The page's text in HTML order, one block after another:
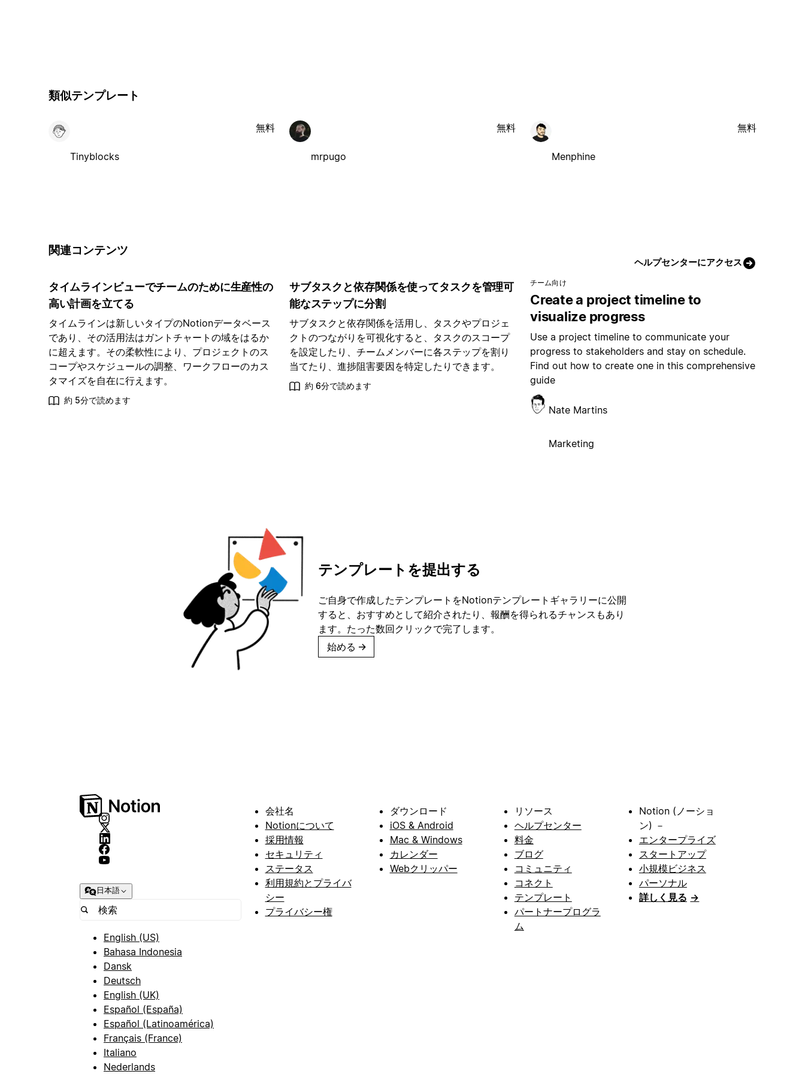
類似テンプレート
Tinyblocks
無料
mrpugo
無料
Menphine
無料
関連コンテンツ
ヘルプセンターにアクセス
タイムラインビューでチームのために生産性の
高い計画を立てる
タイムラインは新しいタイプのNotionデータベース
であり、その活用法はガントチャートの域をはるか
に超えます。その柔軟性により、プロジェクトのス
コープやスケジュールの調整、ワークフローのカス
タマイズを自在に行えます。
約 5分で読めます
サブタスクと依存関係を使ってタスクを管理可
能なステップに分割
サブタスクと依存関係を活用し、タスクやプロジェ
クトのつながりを可視化すると、タスクのスコープ
を設定したり、チームメンバーに各ステップを割り
当てたり、進捗阻害要因を特定したりできます。
約 6分で読めます
チーム向け
Create a project timeline to
visualize progress
Use a project timeline to communicate your
progress to stakeholders and stay on schedule.
Find out how to create one in this comprehensive
guide
Nate Martins
Marketing
テンプレートを提出する
ご自身で作成したテンプレートをNotionテンプレートギャラリーに公開
すると、おすすめとして紹介されたり、報酬を得られるチャンスもあり
ます。たった数回クリックで完了します。
始める →
日本語
English (US)
Bahasa Indonesia
Dansk
Deutsch
English (UK)
Español (España)
Español (Latinoamérica)
Français (France)
Italiano
Nederlands
会社名
Notionについて
採用情報
セキュリティ
ステータス
利用規約とプライバ
シー
プライバシー権
ダウンロード
iOS & Android
Mac & Windows
カレンダー
Webクリッパー
リソース
ヘルプセンター
料金
ブログ
コミュニティ
コネクト
テンプレート
パートナープログラ
ム
Notion (ノーショ
ン) －
エンタープライズ
スタートアップ
小規模ビジネス
パーソナル
詳しく見る →